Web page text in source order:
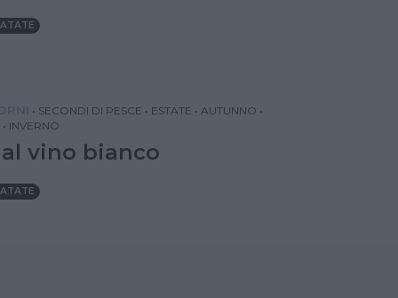
• SECONDI DI PESCE • ESTATE • AUTUNNO •
• INVERNO
vino bianco